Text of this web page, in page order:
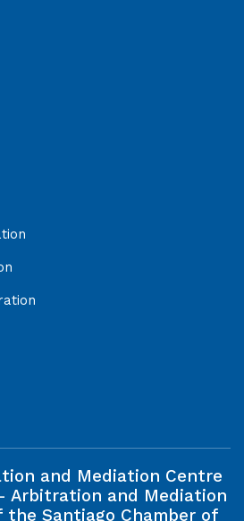
and Mediation Centre
Arbitration and Mediation
the Santiago Chamber of